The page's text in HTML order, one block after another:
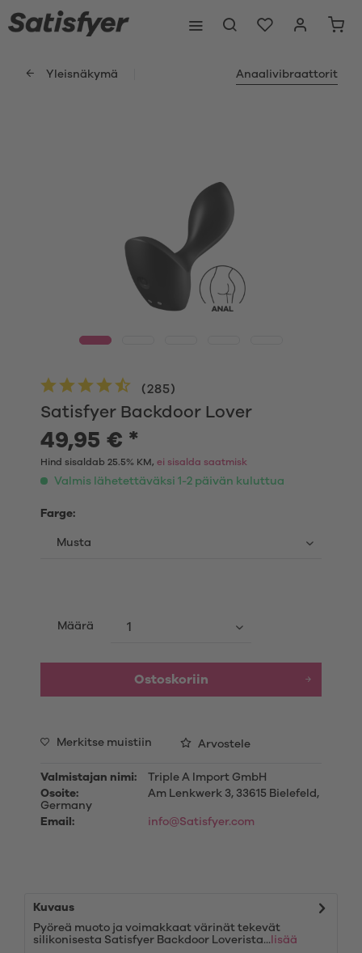
Yleisnäkymä Anaalivibraattorit
Satisfyer Backdoor Lover
(285)
49,95 € *
Hind sisaldab 25.5% KM, ei sisalda saatmisk
Valmis lähetettäväksi 1-2 päivän kuluttua
Farge:
Määrä
Ostoskoriin
Merkitse muistiin Arvostele
Valmistajan nimi:
Triple A Import GmbH
Osoite:
Am Lenkwerk 3, 33615 Bielefeld,
Germany
Email:
info@Satisfyer.com
Kuvaus
Pyöreä muoto ja voimakkaat värinät tekevät
silikonisesta Satisfyer Backdoor Loverista... lisää